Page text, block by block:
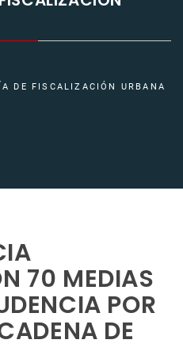
DE FISCALIZACIÓN URBANA
70 MEDIAS
POR
DE